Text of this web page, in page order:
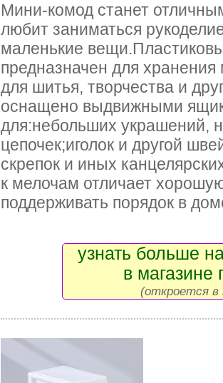
Мини-комод станет
любит заниматься
маленькие
предназначен для
для шитья, творчества и
оснащено выдвижными
для:небольших украшений,
цепочек;иголок и другой
скрепок и иных
к мелочам отличает
поддерживать порядок в
узнать больше
в магазине
(откроется в